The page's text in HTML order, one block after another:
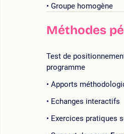
Groupe homogène
Méthodes
Test de
programme
Apports
Echanges interactifs
Exercices pratiques